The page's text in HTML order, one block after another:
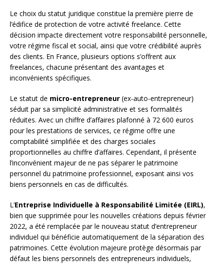
Le choix du statut juridique constitue la première pierre de
l’édifice de protection de votre activité freelance. Cette
décision impacte directement votre responsabilité personnelle,
votre régime fiscal et social, ainsi que votre crédibilité auprès
des clients. En France, plusieurs options s’offrent aux
freelances, chacune présentant des avantages et
inconvénients spécifiques.
Le statut de micro-entrepreneur (ex-auto-entrepreneur)
séduit par sa simplicité administrative et ses formalités
réduites. Avec un chiffre d’affaires plafonné à 72 600 euros
pour les prestations de services, ce régime offre une
comptabilité simplifiée et des charges sociales
proportionnelles au chiffre d’affaires. Cependant, il présente
l’inconvénient majeur de ne pas séparer le patrimoine
personnel du patrimoine professionnel, exposant ainsi vos
biens personnels en cas de difficultés.
L’Entreprise Individuelle à Responsabilité Limitée (EIRL),
bien que supprimée pour les nouvelles créations depuis février
2022, a été remplacée par le nouveau statut d’entrepreneur
individuel qui bénéficie automatiquement de la séparation des
patrimoines. Cette évolution majeure protège désormais par
défaut les biens personnels des entrepreneurs individuels,